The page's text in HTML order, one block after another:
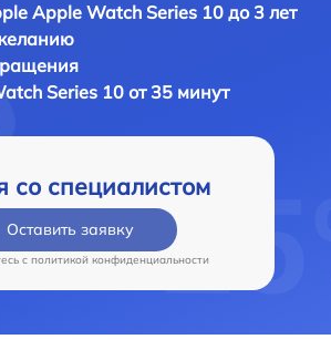
Apple Watch Series 10 до 3 лет
Series 10 от 35 минут
со специалистом
Оставить заявку
c политикой конфиденциальности